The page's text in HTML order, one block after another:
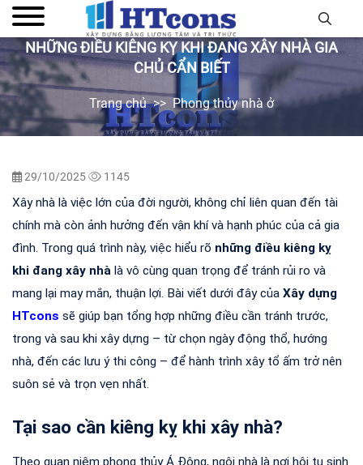
NHỮNG ĐIỀU KIÊNG KỴ KHI ĐANG XÂY NHÀ GIA
CHỦ CẨN BIẾT
Trang chủ Phong thủy nhà ở
29/10/2025 1145
Xây nhà là việc lớn của đời người, không chỉ liên quan đến tài
chính mà còn ảnh hưởng đến vận khí và hạnh phúc của cả gia
đình. Trong quá trình này, việc hiểu rõ những điều kiêng kỵ
khi đang xây nhà là vô cùng quan trọng để tránh rủi ro và
mang lại may mắn, thuận lợi. Bài viết dưới đây của
HTcons sẽ giúp bạn tổng hợp những điều cần tránh trước,
trong và sau khi xây dựng – từ chọn ngày động thổ, hướng
nhà, đến các lưu ý thi công – để hành trình xây tổ ấm trở nên
suôn sẻ và trọn vẹn nhất.
Tại sao cần kiêng kỵ khi xây nhà?
Theo quan niệm phong thủy Á Đông, ngôi nhà là nơi hội tụ sinh